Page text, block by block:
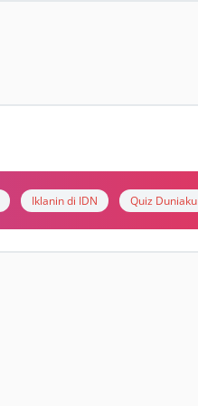
Iklanin di IDN Quiz Duniaku